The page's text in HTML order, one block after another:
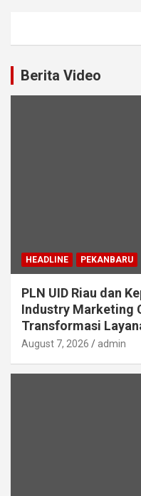
Berita Video
HEADLINE PEKANBARU
PLN UID Riau dan
Industry Marketing
Transformasi
August 7, 2026 admin